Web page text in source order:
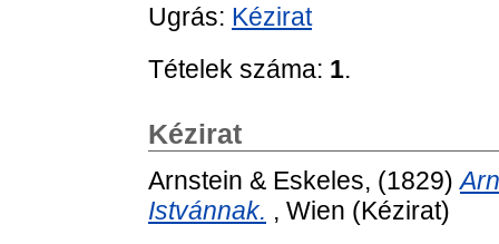
Ugrás: Kézirat
Tételek száma: 1.
Kézirat
Arnstein & Eskeles, (1829)
Istvánnak. , Wien (Kézirat)